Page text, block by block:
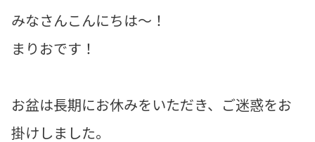
みなさんこんにちは～！
まりおです！
お盆は長期にお休みをいただき、ご迷惑をお
掛けしました。